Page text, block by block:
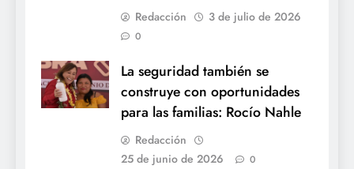
Redacción 3 de julio de 2026
0
La seguridad también se
construye con oportunidades
para las familias: Rocío Nahle
Redacción
25 de junio de 2026
0